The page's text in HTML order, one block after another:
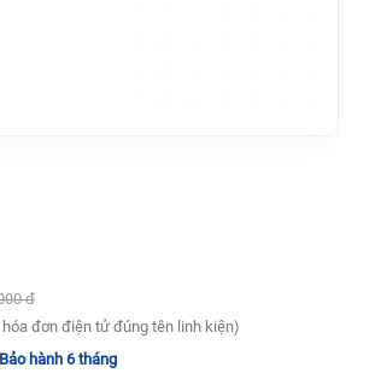
đ
hóa đơn điện tử đúng tên linh kiện)
Bảo hành 6 tháng